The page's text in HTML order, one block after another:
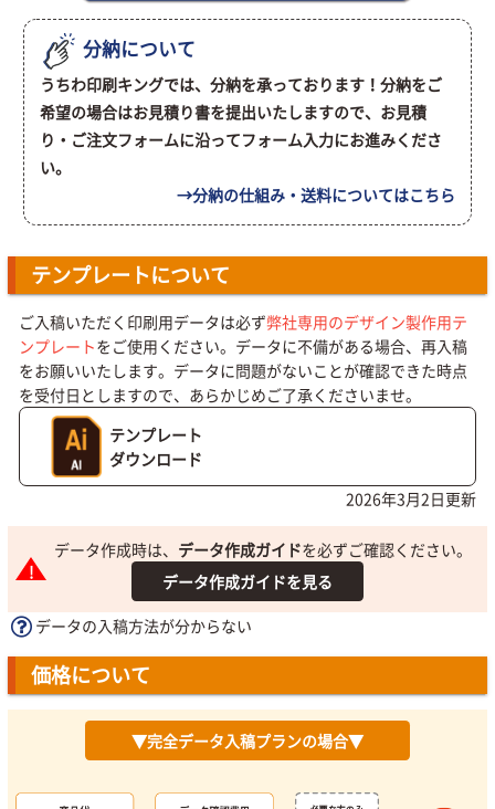
分納について
うちわ印刷キングでは、分納を承っております！分納をご
希望の場合はお見積り書を提出いたしますので、お見積
り・ご注文フォームに沿ってフォーム入力にお進みくださ
い。
→分納の仕組み・送料についてはこちら
テンプレートについて
ご入稿いただく印刷用データは必ず弊社専用のデザイン製作用テ
ンプレートをご使用ください。データに不備がある場合、再入稿
をお願いいたします。データに問題がないことが確認できた時点
を受付日としますので、あらかじめご了承くださいませ。
テンプレート
ダウンロード
2026年3月2日更新
データ作成時は、 データ作成ガイドを必ずご確認ください。
データ作成ガイドを見る
データの入稿方法が分からない
価格について
▼完全データ入稿プランの場合▼